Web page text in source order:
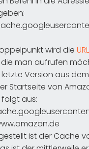
wird die URL
man aufrufen
Version aus
Startseite von
aus:
ist der Cache